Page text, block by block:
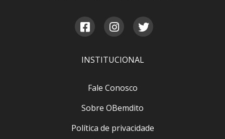
INSTITUCIONAL
Fale Conosco
Sobre OBemdito
Política de privacidade